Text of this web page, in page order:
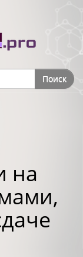
Поиск
на